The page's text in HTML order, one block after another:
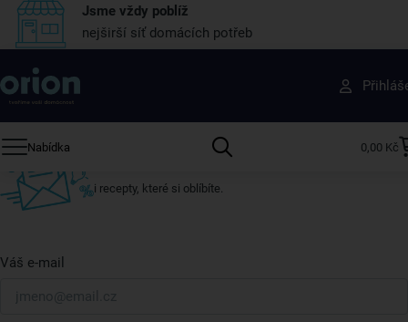
Jsme vždy poblíž
nejširší síť domácích potřeb
Nabídka 0,00 Kč
Získejte rady, recepty a tipy na slevy dřív než
ostatní
Přihlaste se k odběru našeho newsletteru.
i recepty, které si oblíbíte.
Váš e-mail